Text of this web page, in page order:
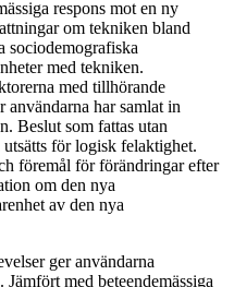
respons mot en ny
om tekniken bland
sociodemografiska
med tekniken.
med tillhörande
har samlat in
Beslut som fattas utan
för logisk felaktighet.
föremål för förändringar efter
om den nya
av den nya
ger användarna
med beteendemässiga